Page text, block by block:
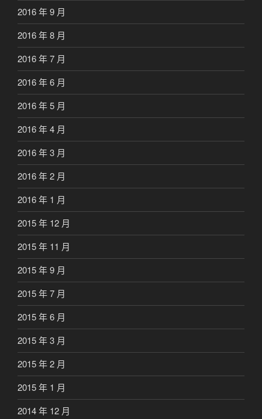
2016 年 9 月
2016 年 8 月
2016 年 7 月
2016 年 6 月
2016 年 5 月
2016 年 4 月
2016 年 3 月
2016 年 2 月
2016 年 1 月
2015 年 12 月
2015 年 11 月
2015 年 9 月
2015 年 7 月
2015 年 6 月
2015 年 3 月
2015 年 2 月
2015 年 1 月
2014 年 12 月